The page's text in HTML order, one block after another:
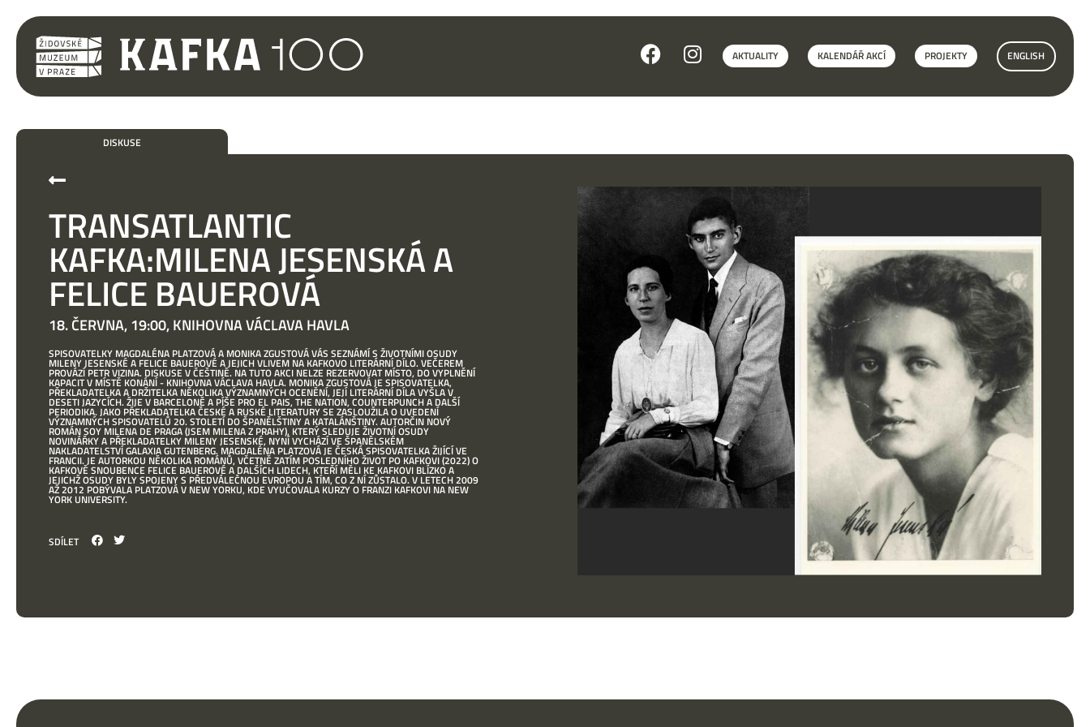
AKTUALITY KALENDÁŘ AKCÍ PROJEKTY ENGLISH
DISKUSE
TRANSATLANTIC
KAFKA:MILENA JESENSKÁ A
FELICE BAUEROVÁ
18. ČERVNA, 19:00, KNIHOVNA VÁCLAVA HAVLA
SPISOVATELKY MAGDALÉNA PLATZOVÁ A MONIKA ZGUSTOVÁ VÁS SEZNÁMÍ S ŽIVOTNÍMI OSUDY
MILENY JESENSKÉ A FELICE BAUEROVÉ A JEJICH VLIVEM NA KAFKOVO LITERÁRNÍ DÍLO. VEČEREM
PROVÁZÍ PETR VIZINA. DISKUSE V ČEŠTINĚ. NA TUTO AKCI NELZE REZERVOVAT MÍSTO, DO VYPLNĚNÍ
KAPACIT V MÍSTĚ KONÁNÍ - KNIHOVNA VÁCLAVA HAVLA. MONIKA ZGUSTOVÁ JE SPISOVATELKA,
PŘEKLADATELKA A DRŽITELKA NĚKOLIKA VÝZNAMNÝCH OCENĚNÍ, JEJÍ LITERÁRNÍ DÍLA VYŠLA V
DESETI JAZYCÍCH. ŽIJE V BARCELONĚ A PÍŠE PRO EL PAIS, THE NATION, COUNTERPUNCH A DALŠÍ
PERIODIKA. JAKO PŘEKLADATELKA ČESKÉ A RUSKÉ LITERATURY SE ZASLOUŽILA O UVEDENÍ
VÝZNAMNÝCH SPISOVATELŮ 20. STOLETÍ DO ŠPANĚLŠTINY A KATALÁNŠTINY. AUTORČIN NOVÝ
ROMÁN SOY MILENA DE PRAGA (JSEM MILENA Z PRAHY), KTERÝ SLEDUJE ŽIVOTNÍ OSUDY
NOVINÁŘKY A PŘEKLADATELKY MILENY JESENSKÉ, NYNÍ VYCHÁZÍ VE ŠPANĚLSKÉM
NAKLADATELSTVÍ GALAXIA GUTENBERG. MAGDALÉNA PLATZOVÁ JE ČESKÁ SPISOVATELKA ŽIJÍCÍ VE
FRANCII. JE AUTORKOU NĚKOLIKA ROMÁNŮ, VČETNĚ ZATÍM POSLEDNÍHO ŽIVOT PO KAFKOVI (2022) O
KAFKOVĚ SNOUBENCE FELICE BAUEROVÉ A DALŠÍCH LIDECH, KTEŘÍ MĚLI KE KAFKOVI BLÍZKO A
JEJICHŽ OSUDY BYLY SPOJENY S PŘEDVÁLEČNOU EVROPOU A TÍM, CO Z NÍ ZŮSTALO. V LETECH 2009
AŽ 2012 POBÝVALA PLATZOVÁ V NEW YORKU, KDE VYUČOVALA KURZY O FRANZI KAFKOVI NA NEW
YORK UNIVERSITY.
SDÍLET